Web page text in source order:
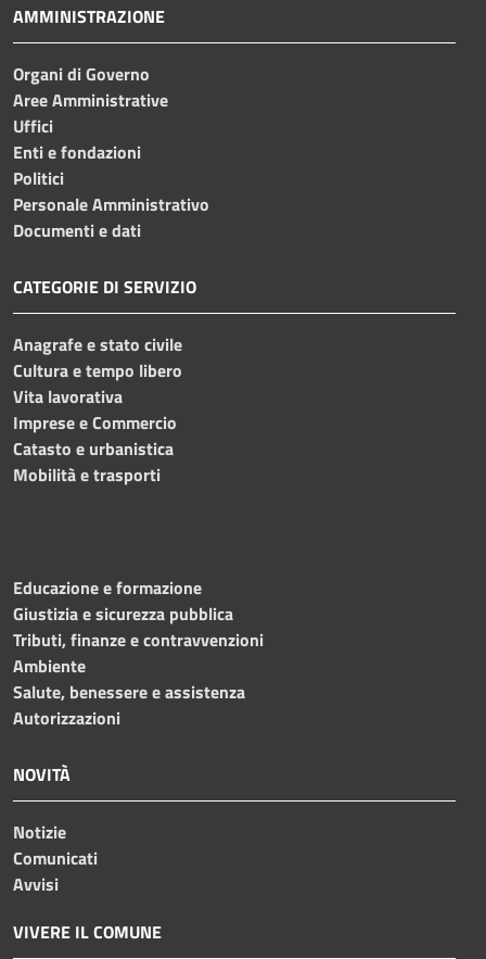
AMMINISTRAZIONE
Organi di Governo
Aree Amministrative
Uffici
Enti e fondazioni
Politici
Personale Amministrativo
Documenti e dati
CATEGORIE DI SERVIZIO
Anagrafe e stato civile
Cultura e tempo libero
Vita lavorativa
Imprese e Commercio
Catasto e urbanistica
Mobilità e trasporti
Educazione e formazione
Giustizia e sicurezza pubblica
Tributi, finanze e contravvenzioni
Ambiente
Salute, benessere e assistenza
Autorizzazioni
NOVITÀ
Notizie
Comunicati
Avvisi
VIVERE IL COMUNE